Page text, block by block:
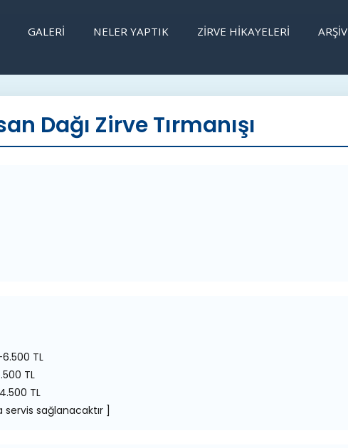
GALERI NELER YAPTIK ZİRVE HİKAYELERİ ARŞİV
Dağı Zirve Tırmanışı
TL
TL
TL
servis sağlanacaktır ]